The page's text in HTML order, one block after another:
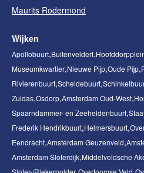
Maurits Rodermond
Wijken
Apollobuurt Buitenveldert
Museumkwartier Nieuwe Pijp Oude Pijp
Rivierenbuurt Scheldebuurt
Zuidas Osdorp Amsterdam Oud-West
Spaarndammer- en Zeeheldenbuurt
Frederik Hendrikbuurt Helmersbuurt
Eendracht Amsterdam Geuzenveld
Amsterdam Sloterdijk Middelveldsche